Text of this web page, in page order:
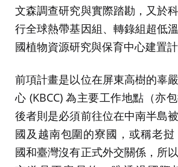
文森調查研究與實際踏勘，又於
行全球熱帶基因組、轉錄組超低
國植物資源研究與保育中心建置計
前項計畫是以位在屏東高樹的辜
心 (KBCC) 為主要工作地點（亦
後者則是必須前往位在中南半島
國及越南包圍的寮國，或稱老挝
國和臺灣沒有正式外交關係，所